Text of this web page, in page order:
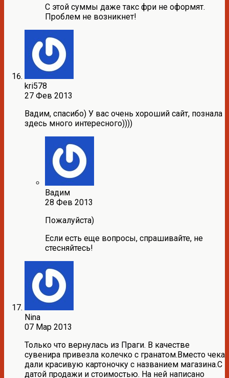
С этой суммы даже такс фри не оформят.
Проблем не возникнет!
kri578
27 Фев 2013
Вадим, спасибо) У вас очень хороший сайт, познала
здесь много интересного))))
Вадим
28 Фев 2013
Пожалуйста)
Если есть еще вопросы, спрашивайте, не
стесняйтесь!
Nina
07 Мар 2013
Только что вернулась из Праги. В качестве
сувенира привезла колечко с гранатом.Вместо чека
дали красивую картоночку с названием магазина.С
датой продажи и стоимостью. На ней написано